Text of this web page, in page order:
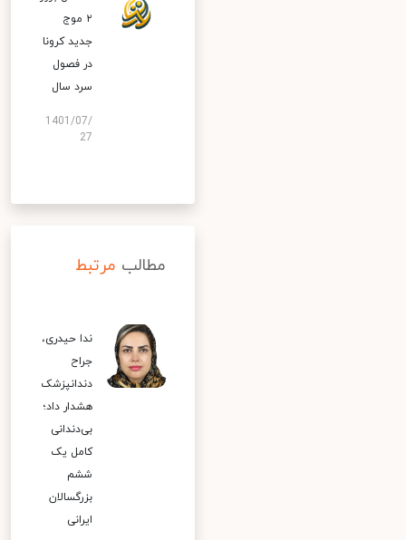
۲ موج
جدید کرونا
در فصول
سرد سال
1401/07/
27
مطالب مرتبط
ندا حیدری،
جراح
دندانپزشک
هشدار داد؛
بی‌دندانی
کامل یک
ششم
بزرگسالان
ایرانی